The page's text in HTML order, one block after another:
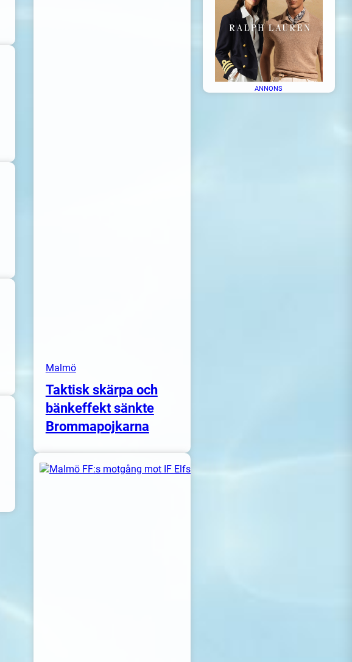
Malmö
Taktisk skärpa och
bänkeffekt sänkte
Brommapojkarna
ANNONS